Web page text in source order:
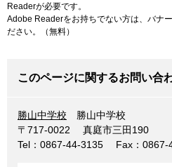
Readerが必要です。
Adobe Readerをお持ちでない方は、バナ
ださい。（無料）
このページに関するお問い合
勝山中学校
勝山中学校
〒717-0022
真庭市三田190
Tel：0867-44-3135
Fax：0867-